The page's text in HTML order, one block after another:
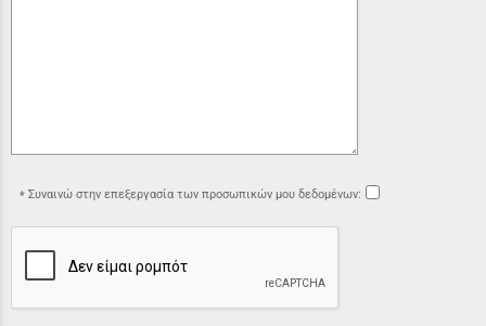
Συναινώ στην επεξεργασία των προσωπικών μου δεδομένων: